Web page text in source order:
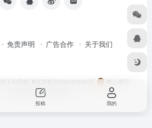
免责声明 广告合作 关于我们
胖子AI导航 粤ICP备2024242698号
粤公网安
备44180202000766号
投稿 我的